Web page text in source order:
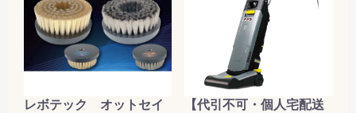
レボテック オットセイ
【代引不可・個人宅配送